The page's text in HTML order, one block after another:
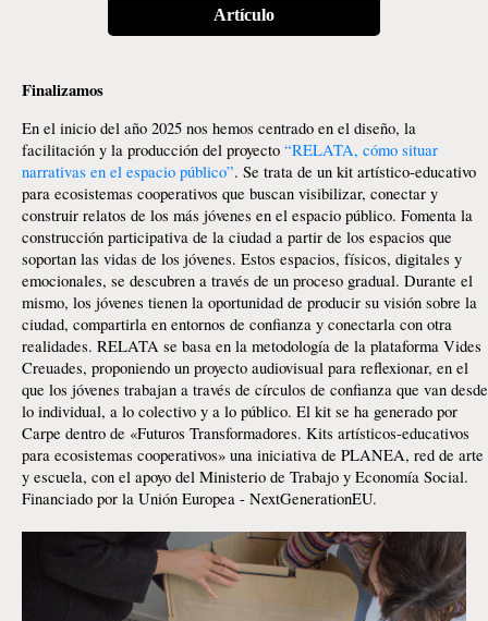
Artículo
Finalizamos
En el inicio del año 2025 nos hemos centrado en el diseño, la
facilitación y la producción del proyecto “RELATA, cómo situar
narrativas en el espacio público”. Se trata de un kit artístico-educativo
para ecosistemas cooperativos que buscan visibilizar, conectar y
construir relatos de los más jóvenes en el espacio público. Fomenta la
construcción participativa de la ciudad a partir de los espacios que
soportan las vidas de los jóvenes. Estos espacios, físicos, digitales y
emocionales, se descubren a través de un proceso gradual. Durante el
mismo, los jóvenes tienen la oportunidad de producir su visión sobre la
ciudad, compartirla en entornos de confianza y conectarla con otra
realidades. RELATA se basa en la metodología de la plataforma Vides
Creuades, proponiendo un proyecto audiovisual para reflexionar, en el
que los jóvenes trabajan a través de círculos de confianza que van desde
lo individual, a lo colectivo y a lo público. El kit se ha generado por
Carpe dentro de «Futuros Transformadores. Kits artísticos-educativos
para ecosistemas cooperativos» una iniciativa de PLANEA, red de arte
y escuela, con el apoyo del Ministerio de Trabajo y Economía Social.
Financiado por la Unión Europea - NextGenerationEU.